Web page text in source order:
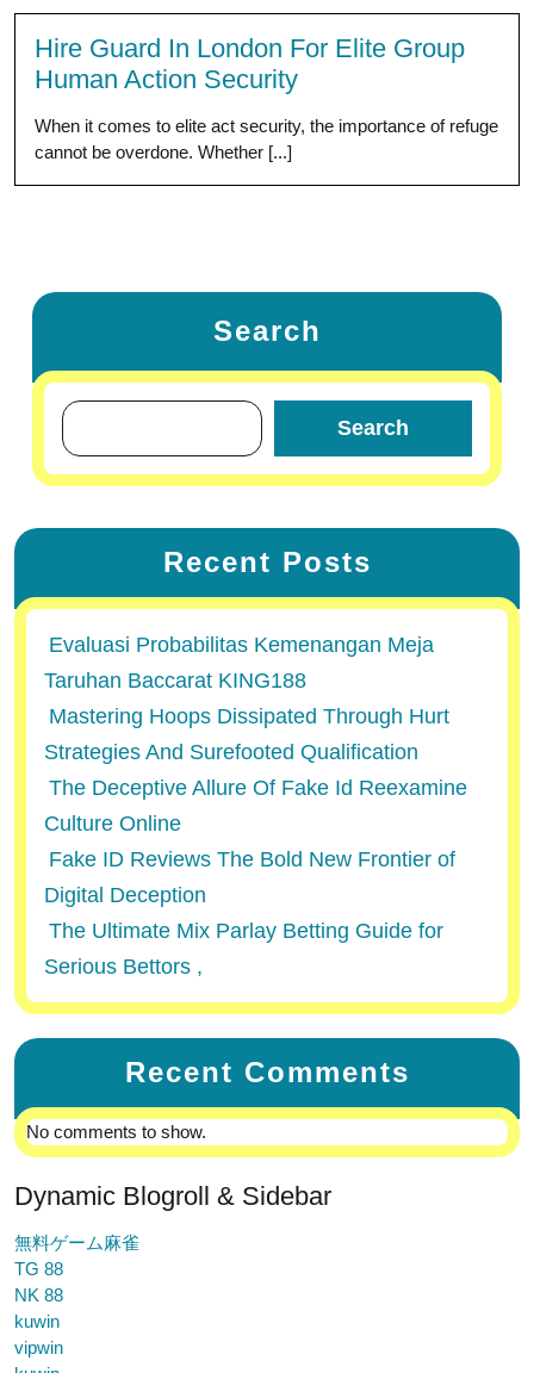
Hire Guard In London For Elite Group
Human Action Security
When it comes to elite act security, the importance of refuge
cannot be overdone. Whether [...]
Search
Search
Recent Posts
Evaluasi Probabilitas Kemenangan Meja
Taruhan Baccarat KING188
Mastering Hoops Dissipated Through Hurt
Strategies And Surefooted Qualification
The Deceptive Allure Of Fake Id Reexamine
Culture Online
Fake ID Reviews The Bold New Frontier of
Digital Deception
The Ultimate Mix Parlay Betting Guide for
Serious Bettors ,
Recent Comments
No comments to show.
Dynamic Blogroll & Sidebar
無料ゲーム麻雀
TG 88
NK 88
kuwin
vipwin